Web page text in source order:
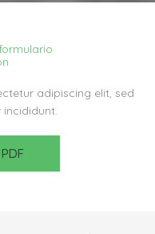
adipiscing elit, sed